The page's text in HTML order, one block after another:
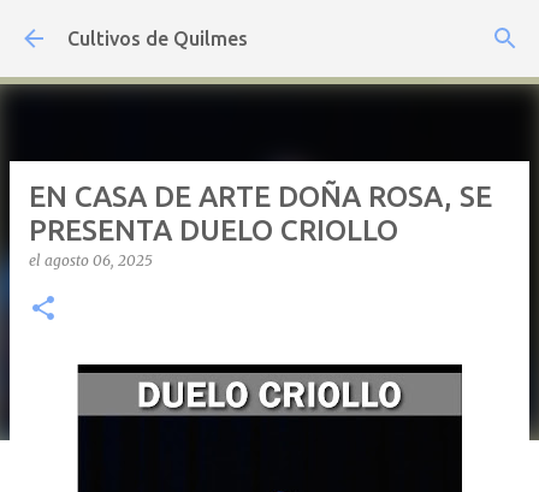
Ir al contenido principal
Cultivos de Quilmes
EN CASA DE ARTE DOÑA ROSA, SE
PRESENTA DUELO CRIOLLO
el agosto 06, 2025